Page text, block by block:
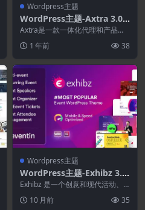
Wordpress主题
WordPress主题-Axtra 3.0.3
–数字代理创意组合主题
Axtra是一款一体化代理和产品组
特功能和屡获殊荣...
1 年前 38
Wordpress主题
WordPress主题-Exhibz 3.0.
8–活动会议 WordPress 主题
Exhibz 是一个创意和现代活动、
会议...10 月前 35